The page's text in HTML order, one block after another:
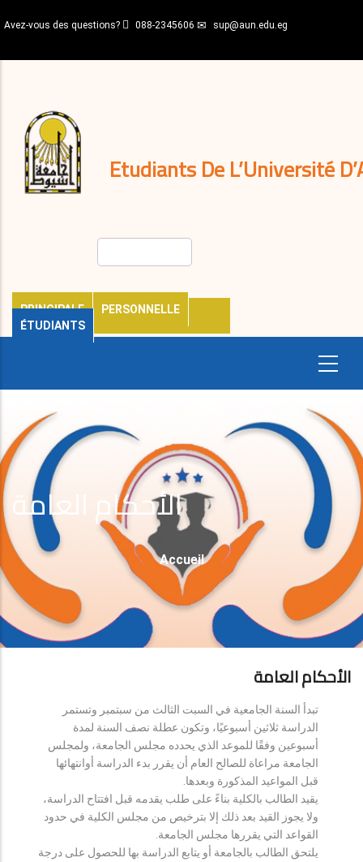
au
principal
Avez-vous des questions? 088-2345606 sup@aun.edu.eg
Etudiants De L’Université
PRINCIPALE
PERSONNELLE
ÉTUDIANTS
décisions
Expatriés
Journal
الأحكام العامة
Fil
D'Ariane
Accueil
الأحكام العامة
تبدأ السنة الجامعية في السبت الثالث من سبتمبر وتستمر
الدراسة ثلاثين أسبوعيًا، وتكون عطلة نصف السنة لمدة
أسبوعين وفقًا للموعد الذي يحدده مجلس الجامعة، ولمجلس
الجامعة مراعاة للصالح العام أن يقرر بدء الدراسة أوانتهائها
قبل المواعيد المذكورة وبعدها.
يقيد الطالب بالكلية بناءً على طلب يقدمه قبل افتتاح الدراسة،
ولا يجوز القيد بعد ذلك إلا بترخيص من مجلس الكلية في حدود
القواعد التي يقررها مجلس الجامعة.
يلتحق الطالب بالجامعة أو يتابع الدراسة بها للحصول على درجة